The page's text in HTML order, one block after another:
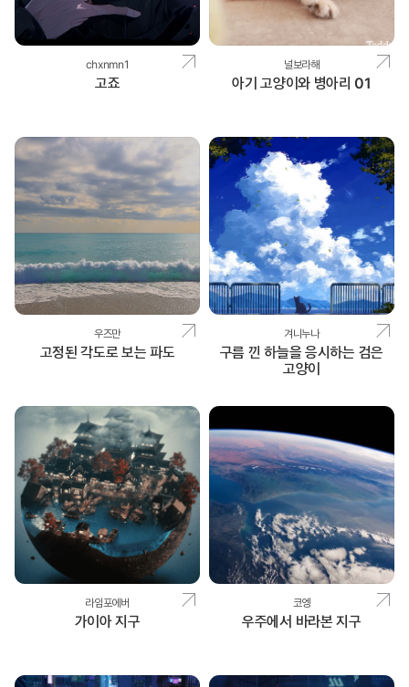
chxnmn1
고죠
널보라해
아기 고양이와 병아리 01
우즈만
고정된 각도로 보는 파도
겨니누나
구름 낀 하늘을 응시하는 검은
고양이
라임포에버
가이아 지구
코엥
우주에서 바라본 지구